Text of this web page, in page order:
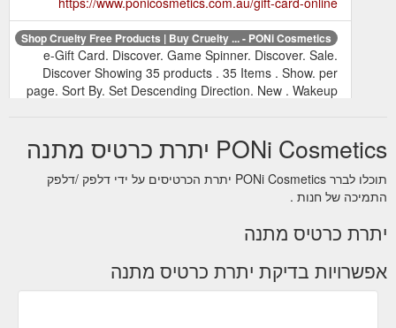
Shop Cruelty Free Products | Buy Cruelty ... - PONi Cosmetics
e-Gift Card. Discover. Game Spinner. Discover. Sale.
Discover Showing 35 products . 35 Items . Show. per
page. Sort By. Set Descending Direction. New . Wakeup
Seller . Best Seller . The White Knight Mascara . $32.00.
Add to Bag. Add to Wish List Add to Compare. Best
Seller . Best Seller ...
https://www.ponicosmetics.com.au/shop
Our Top Picks for Valentine’s Day Gifts - PONi Cosmetics
choose her own! Or, browse the full PONi range. Or,
browse the full PONi range. Posted in Makeup Tips ,
PONi Cosmetics יתרת כרטיס מתנה
תוכלו לברר PONi Cosmetics יתרת הכרטיסים על ידי דלפק /דלפק
התמיכה של חנות .
יתרת כרטיס מתנה
אפשרויות בדיקת יתרת כרטיס מתנה